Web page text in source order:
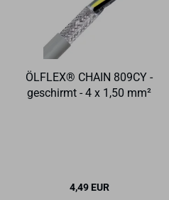
ÖL­FLEX® CHAIN 809CY -
ge­schirmt - 4 x 1,50 mm²
4,49 EUR